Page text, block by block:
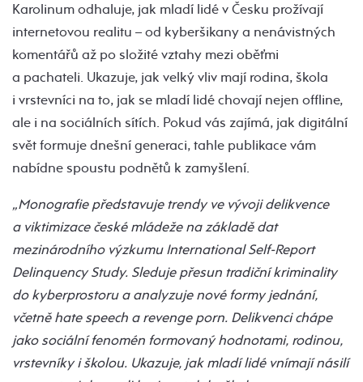
Karolinum odhaluje, jak mladí lidé v Česku prožívají
internetovou realitu – od kyberšikany a nenávistných
komentářů až po složité vztahy mezi oběťmi
a pachateli. Ukazuje, jak velký vliv mají rodina, škola
i vrstevníci na to, jak se mladí lidé chovají nejen offline,
ale i na sociálních sítích. Pokud vás zajímá, jak digitální
svět formuje dnešní generaci, tahle publikace vám
nabídne spoustu podnětů k zamyšlení.
„Monografie představuje trendy ve vývoji delikvence
a viktimizace české mládeže na základě dat
mezinárodního výzkumu International Self-Report
Delinquency Study. Sleduje přesun tradiční kriminality
do kyberprostoru a analyzuje nové formy jednání,
včetně hate speech a revenge porn. Delikvenci chápe
jako sociální fenomén formovaný hodnotami, rodinou,
vrstevníky i školou. Ukazuje, jak mladí lidé vnímají násilí